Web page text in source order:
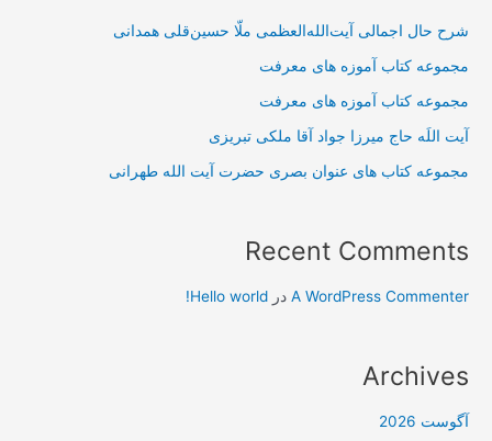
شرح حال اجمالی آیت‌الله‌العظمی ملّا حسین‌قلی همدانی
مجموعه کتاب آموزه های معرفت
مجموعه کتاب آموزه های معرفت
آیت اللَه حاج میرزا جواد آقا ملکی تبریزی
مجموعه کتاب های عنوان بصری حضرت آیت الله طهرانی
Recent Comments
A WordPress Commenter درHello world!
Archives
آگوست 2026